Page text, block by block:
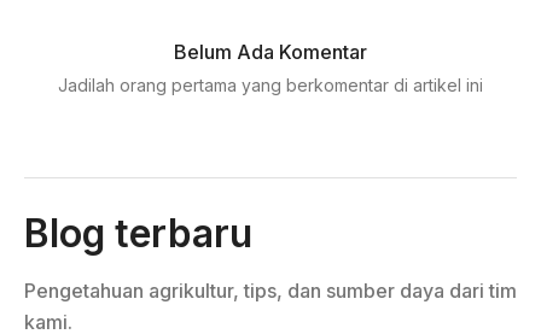
Belum Ada Komentar
Jadilah orang pertama yang berkomentar di artikel ini
Blog terbaru
Pengetahuan agrikultur, tips, dan sumber daya dari tim
kami.